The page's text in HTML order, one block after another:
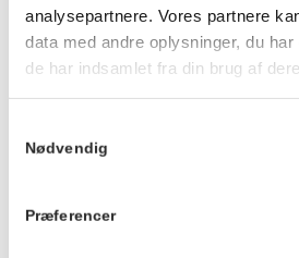
analysepartnere. Vores partnere
data med andre oplysninger, du
de har indsamlet fra din brug af
Nødvendig
Præferencer
Ønsker du noget at spise, er der
frokost på Hornbækhus inden
aftenens fællesspisning kl. 19.00. Se
Dato: